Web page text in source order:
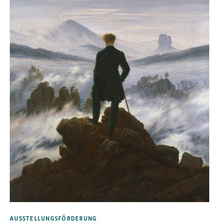
AUSSTELLUNGSFÖRDERUNG